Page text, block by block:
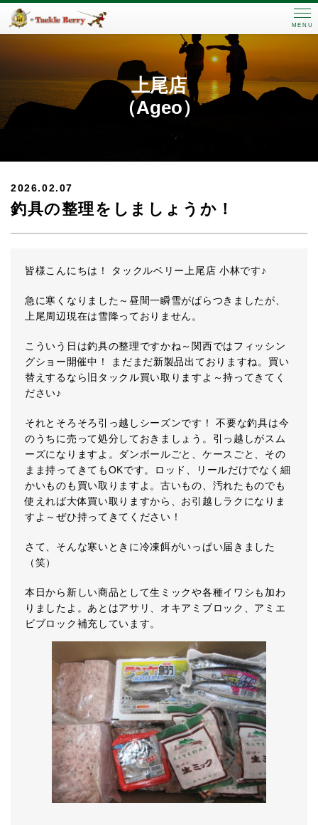
MENU
上尾店
（Ageo）
2026.02.07
釣具の整理をしましょうか！
皆様こんにちは！ タックルベリー上尾店 小林です♪
急に寒くなりました～昼間一瞬雪がぱらつきましたが、
上尾周辺現在は雪降っておりません。
こういう日は釣具の整理ですかね～関西ではフィッシン
グショー開催中！ まだまだ新製品出ておりますね。買い
替えするなら旧タックル買い取りますよ～持ってきてく
ださい♪
それとそろそろ引っ越しシーズンです！ 不要な釣具は今
のうちに売って処分しておきましょう。引っ越しがスム
ーズになりますよ。ダンボールごと、ケースごと、その
まま持ってきてもOKです。ロッド、リールだけでなく細
かいものも買い取りますよ。古いもの、汚れたものでも
使えれば大体買い取りますから、お引越しラクになりま
すよ～ぜひ持ってきてください！
さて、そんな寒いときに冷凍餌がいっぱい届きました
（笑）
本日から新しい商品として生ミックや各種イワシも加わ
りましたよ。あとはアサリ、オキアミブロック、アミエ
ビブロック補充しています。